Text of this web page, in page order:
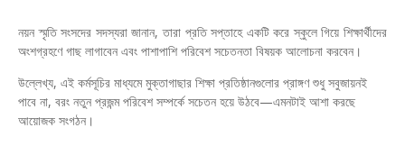
নয়ন স্মৃতি সংসদের সদস্যরা জানান, তারা প্রতি সপ্তাহে একটি করে স্কুলে গিয়ে শিক্ষার্থীদের
অংশগ্রহণে গাছ লাগাবেন এবং পাশাপাশি পরিবেশ সচেতনতা বিষয়ক আলোচনা করবেন।
উল্লেখ্য, এই কর্মসূচির মাধ্যমে মুক্তাগাছার শিক্ষা প্রতিষ্ঠানগুলোর প্রাঙ্গণ শুধু সবুজায়নই
পাবে না, বরং নতুন প্রজন্ম পরিবেশ সম্পর্কে সচেতন হয়ে উঠবে—এমনটাই আশা করছে
আয়োজক সংগঠন।